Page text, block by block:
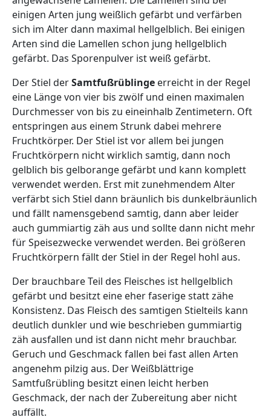
einigen Arten jung weißlich gefärbt und verfärben
sich im Alter dann maximal hellgelblich. Bei einigen
Arten sind die Lamellen schon jung hellgelblich
gefärbt. Das Sporenpulver ist weiß gefärbt.
Der Stiel derSamtfußrüblinge erreicht in der Regel
eine Länge von vier bis zwölf und einen maximalen
Durchmesser von bis zu eineinhalb Zentimetern. Oft
entspringen aus einem Strunk dabei mehrere
Fruchtkörper. Der Stiel ist vor allem bei jungen
Fruchtkörpern nicht wirklich samtig, dann noch
gelblich bis gelborange gefärbt und kann komplett
verwendet werden. Erst mit zunehmendem Alter
verfärbt sich Stiel dann bräunlich bis dunkelbräunlich
und fällt namensgebend samtig, dann aber leider
auch gummiartig zäh aus und sollte dann nicht mehr
für Speisezwecke verwendet werden. Bei größeren
Fruchtkörpern fällt der Stiel in der Regel hohl aus.
Der brauchbare Teil des Fleisches ist hellgelblich
gefärbt und besitzt eine eher faserige statt zähe
Konsistenz. Das Fleisch des samtigen Stielteils kann
deutlich dunkler und wie beschrieben gummiartig
zäh ausfallen und ist dann nicht mehr brauchbar.
Geruch und Geschmack fallen bei fast allen Arten
angenehm pilzig aus. Der Weißblättrige
Samtfußrübling besitzt einen leicht herben
Geschmack, der nach der Zubereitung aber nicht
auffällt.